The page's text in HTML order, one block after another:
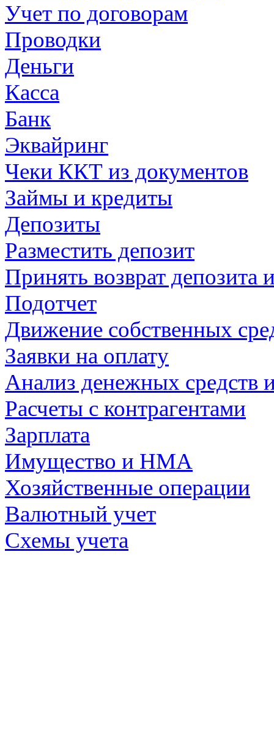
Учет по договорам
Проводки
Деньги
Касса
Банк
Эквайринг
Чеки ККТ из документов
Займы и кредиты
Депозиты
Разместить депозит
Принять возврат депозита
Подотчет
Движение собственных
Заявки на оплату
Анализ денежных средств
Расчеты с контрагентами
Зарплата
Имущество и НМА
Хозяйственные операции
Валютный учет
Схемы учета